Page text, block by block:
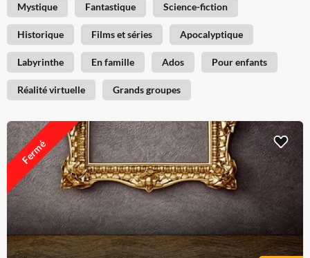
Mystique Fantastique Science-fiction
Historique Films et séries Apocalyptique
Labyrinthe En famille Ados Pour enfants
Réalité virtuelle Grands groupes
Fermé